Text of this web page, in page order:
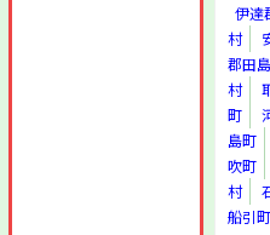
伊達
村
郡田
村
町
島町
吹町
村
船引町